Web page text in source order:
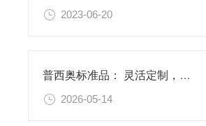
2023-06-20
普西奥标准品： 灵活定制，满足特殊需求
2026-05-14